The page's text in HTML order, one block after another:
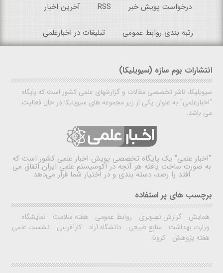
درخواست پویش خبر RSS آخرین اخبار
رتبه بندی روابط عمومی تبلیغات در اخبارعلمی
انتشارات بوم سازه (سیویلیکا)
سیویلیکا، ناشر تخصصی مقالات و گزارشهای علمی کشور است که پایگاه
"اخبارعلمی" به عنوان یکی از زیر مجموعه های سیویلیکا در حال فعالیت
می باشد.
"اخبار علمی" یک پایگاه تخصصی پویش اخبار علمی کشور است که
به صورت ساخت یافته هر آنچه در اکوسیستم علمی ایران اتفاق می
افتد را رصد، دسته بندی و در اختیار شما قرار می‌دهد
برچسب های پر استفاده
همایش گزارش تصویری روابط عمومی هفته سلامت
نمایشگاه
وزارت بهداشت
منابع طبیعی دانشگاه آزاد کارآفرینی
نشست علمی
هفته پژوهش
کرونا